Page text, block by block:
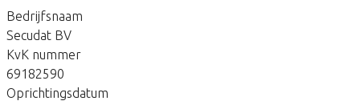
Bedrijfsnaam
Secudat BV
KvK nummer
69182590
Oprichtingsdatum